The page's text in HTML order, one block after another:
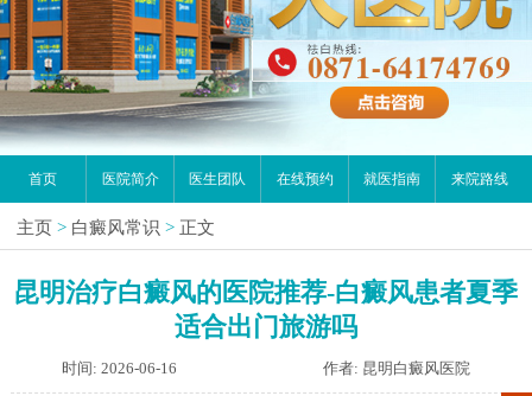
首页 医院简介 医生团队 在线预约 就医指南 来院路线
主页 > 白癜风常识 > 正文
昆明治疗白癜风的医院推荐-白癜风患者夏季
适合出门旅游吗
时间: 2026-06-16 作者: 昆明白癜风医院